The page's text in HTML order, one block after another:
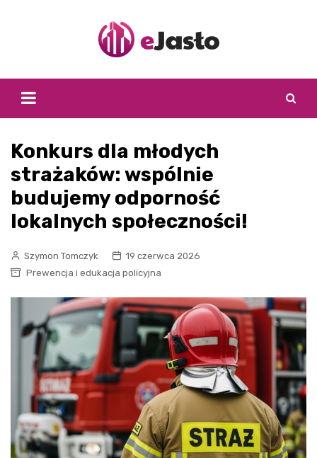
Konkurs dla młodych
strażaków: wspólnie
budujemy odporność
lokalnych społeczności!
Szymon Tomczyk
19 czerwca 2026
Prewencja i edukacja policyjna